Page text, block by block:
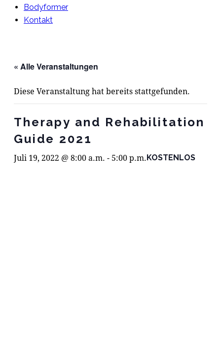
Bodyformer
Kontakt
« Alle Veranstaltungen
Diese Veranstaltung hat bereits stattgefunden.
Therapy and Rehabilitation
Guide 2021
Juli 19, 2022 @ 8:00 a.m. - 5:00 p.m. KOSTENLOS